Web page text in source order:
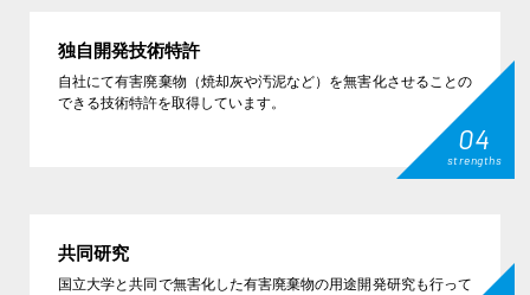
独自開発技術特許
自社にて有害廃棄物（焼却灰や汚泥など）を無害化させることの
できる技術特許を取得しています。
04
strengths
共同研究
国立大学と共同で無害化した有害廃棄物の用途開発研究も行って